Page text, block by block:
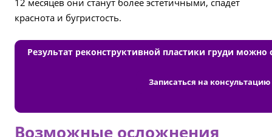
12 месяцев они станут более эстетичными, спадет
краснота и бугристость.
Результат реконструктивной пластики груди можно
Записаться на консультацию
Возможные осложнения